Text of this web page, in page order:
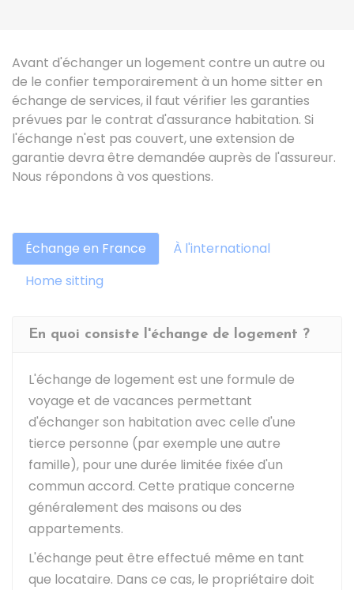
Avant d'échanger un logement contre un autre ou
de le confier temporairement à un home sitter en
échange de services, il faut vérifier les garanties
prévues par le contrat d'assurance habitation. Si
l'échange n'est pas couvert, une extension de
garantie devra être demandée auprès de l'assureur.
Nous répondons à vos questions.
Échange en France
À l'international
Home sitting
En quoi consiste l'échange de logement ?
L'échange de logement est une formule de
voyage et de vacances permettant
d'échanger son habitation avec celle d'une
tierce personne (par exemple une autre
famille), pour une durée limitée fixée d'un
commun accord. Cette pratique concerne
généralement des maisons ou des
appartements.
L'échange peut être effectué même en tant
que locataire. Dans ce cas, le propriétaire doit